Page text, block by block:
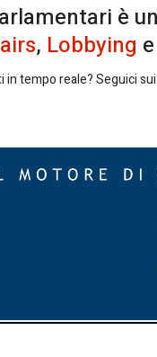
è
, Lobbying e
tempo reale? Seguici